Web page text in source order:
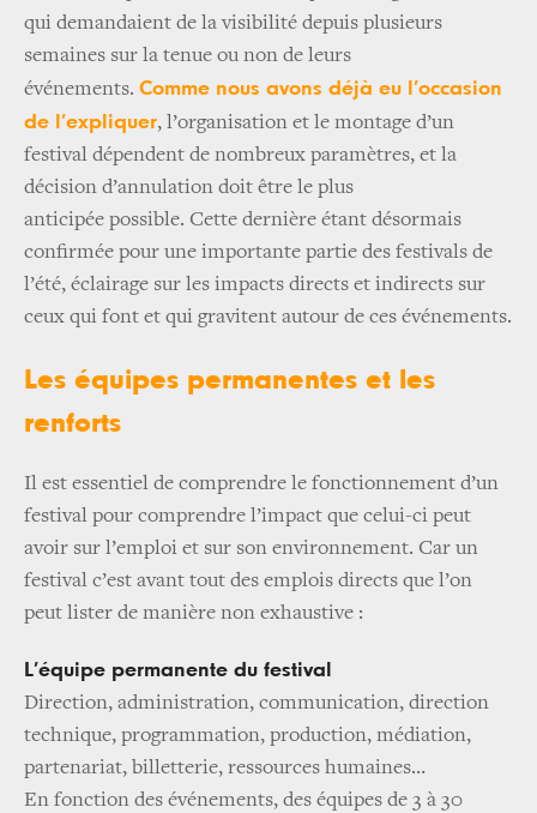
qui demandaient de la visibilité depuis plusieurs
semaines sur la tenue ou non de leurs
événements. Comme nous avons déjà eu l’occasion
de l’expliquer, l’organisation et le montage d’un
festival dépendent de nombreux paramètres, et la
décision d’annulation doit être le plus
anticipée possible. Cette dernière étant désormais
confirmée pour une importante partie des festivals de
l’été, éclairage sur les impacts directs et indirects sur
ceux qui font et qui gravitent autour de ces événements.
Les équipes permanentes et les
renforts
Il est essentiel de comprendre le fonctionnement d’un
festival pour comprendre l’impact que celui-ci peut
avoir sur l’emploi et sur son environnement. Car un
festival c’est avant tout des emplois directs que l’on
peut lister de manière non exhaustive :
L’équipe permanente du festival
Direction, administration, communication, direction
technique, programmation, production, médiation,
partenariat, billetterie, ressources humaines…
En fonction des événements, des équipes de 3 à 30